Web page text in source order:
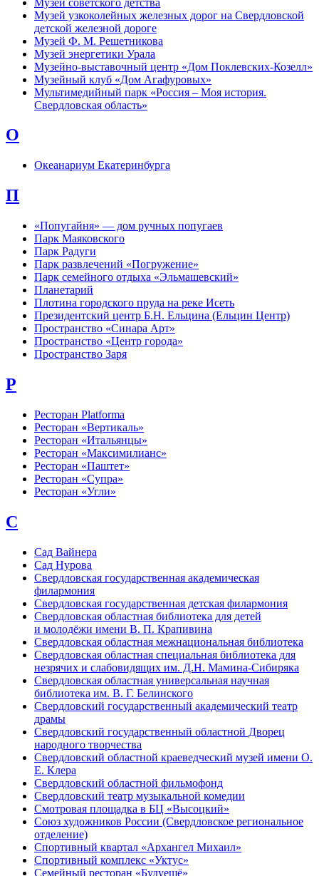
Музей узкоколейных железных дорог на Свердловской
детской железной дороге
Музей Ф. М. Решетникова
Музей энергетики Урала
Музейно-выставочный центр «Дом Поклевских-Козелл»
Музейный клуб «Дом Агафуровых»
Мультимедийный парк «Россия – Моя история.
Свердловская область»
О
Океанариум Екатеринбурга
П
«Попугайня» — дом ручных попугаев
Парк Маяковского
Парк Радуги
Парк развлечений «Погружение»
Парк семейного отдыха «Эльмашевский»
Планетарий
Плотина городского пруда на реке Исеть
Президентский центр Б.Н. Ельцина (Ельцин Центр)
Пространство «Синара Арт»
Пространство «Центр города»
Пространство Заря
Р
Ресторан Platforma
Ресторан «Вертикаль»
Ресторан «Итальянцы»
Ресторан «Максимилианс»
Ресторан «Паштет»
Ресторан «Супра»
Ресторан «Угли»
С
Сад Вайнера
Сад Нурова
Свердловская государственная академическая
филармония
Свердловская государственная детская филармония
Свердловская областная библиотека для детей
и молодёжи имени В. П. Крапивина
Свердловская областная межнациональная библиотека
Свердловская областная специальная библиотека для
незрячих и слабовидящих им. Д.Н. Мамина-Сибиряка
Свердловская областная универсальная научная
библиотека им. В. Г. Белинского
Свердловский государственный академический театр
драмы
Свердловский государственный областной Дворец
народного творчества
Свердловский областной краеведческий музей имени О.
Е. Клера
Свердловский областной фильмофонд
Свердловский театр музыкальной комедии
Смотровая площадка в БЦ «Высоцкий»
Союз художников России (Свердловское региональное
отделение)
Спортивный квартал «Архангел Михаил»
Спортивный комплекс «Уктус»
Семейный ресторан «Будуещё»